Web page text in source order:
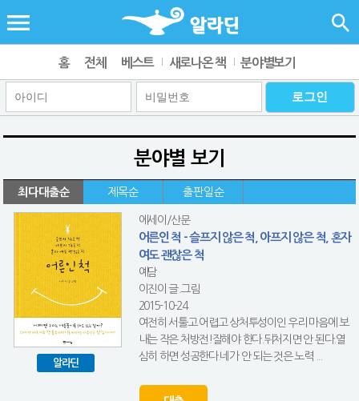
홈 전체 베스트 새로나온 책 분야별보기
분야별 보기
최다대출순 제목순 출판일순
알라딘
에세이/산문
어른인 척 - 슬프지 않은 척, 아프지 않은 척, 혼자
여도 괜찮은 척
예담
이진이 글.그림
2015-10-24
여전히 서툴고 어렵고 상처투성이인 우리 마음에 보
내는 작은 처방전!잘해야 한다.뒤처지면 안 된다.열
심히 하면 성공한다.네가 안 되는 것은 노력 ...